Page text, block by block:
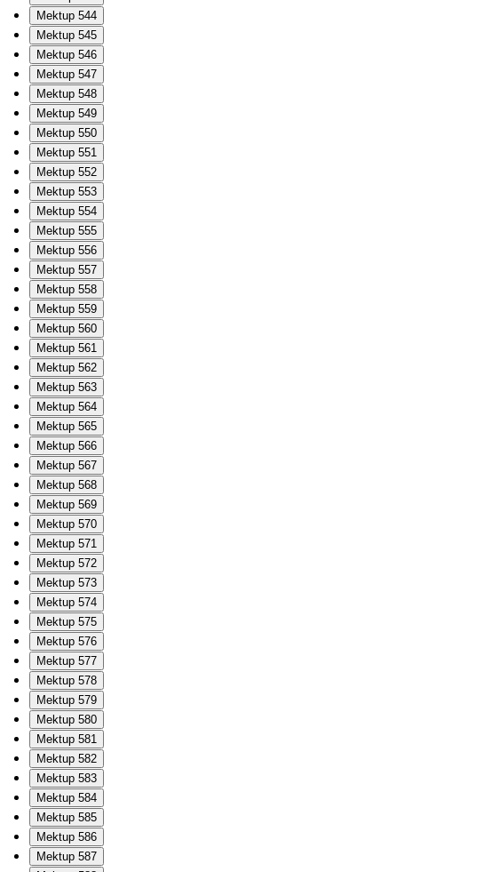
Mektup 544
Mektup 545
Mektup 546
Mektup 547
Mektup 548
Mektup 549
Mektup 550
Mektup 551
Mektup 552
Mektup 553
Mektup 554
Mektup 555
Mektup 556
Mektup 557
Mektup 558
Mektup 559
Mektup 560
Mektup 561
Mektup 562
Mektup 563
Mektup 564
Mektup 565
Mektup 566
Mektup 567
Mektup 568
Mektup 569
Mektup 570
Mektup 571
Mektup 572
Mektup 573
Mektup 574
Mektup 575
Mektup 576
Mektup 577
Mektup 578
Mektup 579
Mektup 580
Mektup 581
Mektup 582
Mektup 583
Mektup 584
Mektup 585
Mektup 586
Mektup 587